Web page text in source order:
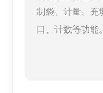
制袋、计量、充
口、计数等功能。